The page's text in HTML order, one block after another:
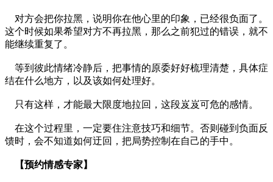
对方会把你拉黑，说明你在他心里的印象，已经很负面了。
这个时候如果希望对方不再拉黑，那么之前犯过的错误，就不
能继续重复了。
等到彼此情绪冷静后，把事情的原委好好梳理清楚，具体症
结在什么地方，以及该如何处理好。
只有这样，才能最大限度地拉回，这段岌岌可危的感情。
在这个过程里，一定要住注意技巧和细节。否则碰到负面反
馈时，会不知道如何迂回，把局势控制在自己的手中。
【预约情感专家】